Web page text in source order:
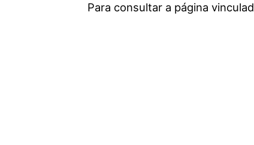
Para consultar a página